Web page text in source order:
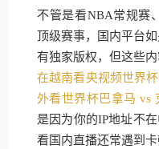
不管是看NBA常规赛
顶级赛事，国内平台
有独家版权，但这些
在越南看央视频世界
外看世界杯巴拿马 vs
是因为你的IP地址不
看国内直播还常遇到